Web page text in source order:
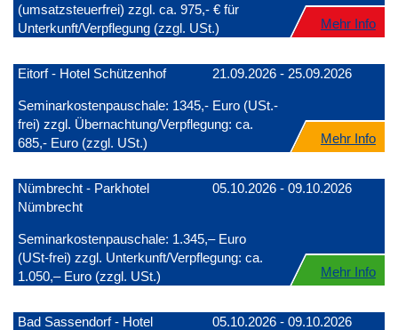
(umsatzsteuerfrei) zzgl. ca. 975,- € für
Unterkunft/Verpflegung (zzgl. USt.)
Mehr Info
Eitorf - Hotel Schützenhof 21.09.2026 - 25.09.2026
Seminarkostenpauschale: 1345,- Euro (USt.-
frei) zzgl. Übernachtung/Verpflegung: ca.
685,- Euro (zzgl. USt.)
Mehr Info
Nümbrecht - Parkhotel
Nümbrecht
05.10.2026 - 09.10.2026
Seminarkostenpauschale: 1.345,– Euro
(USt-frei) zzgl. Unterkunft/Verpflegung: ca.
1.050,– Euro (zzgl. USt.)
Mehr Info
Bad Sassendorf - Hotel
05.10.2026 - 09.10.2026